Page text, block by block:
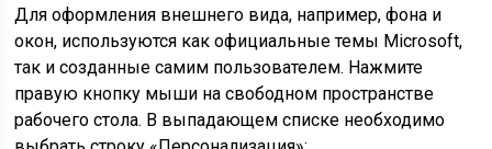
Для оформления внешнего вида, например, фона и
окон, используются как официальные темы Microsoft,
так и созданные самим пользователем. Нажмите
правую кнопку мыши на свободном пространстве
рабочего стола. В выпадающем списке необходимо